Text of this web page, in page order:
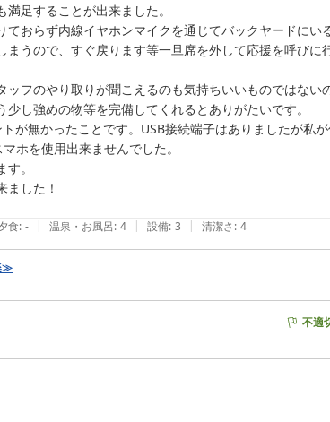
足することが出来ました。
おらず内線イヤホンマイクを通じてバックヤードにい
うので、すぐ戻ります等一旦席を外して応援を呼びに
フのやり取りが聞こえるのも気持ちいいものではないの
し強めの物等を完備してくれるとありがたいです。
が無かったことです。USB接続端子はありましたが私
ホを使用出来ませんでした。
。
した！
食: - | 温泉・お風呂: 4 | 設備: 3 | 清潔さ: 4
≫
不適